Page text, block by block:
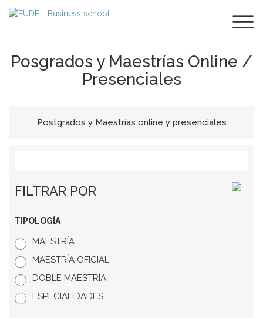
Posgrados y Maestrías Online /
Presenciales
Postgrados y Maestrías online y presenciales
FILTRAR POR
TIPOLOGÍA
MAESTRÍA
MAESTRÍA OFICIAL
DOBLE MAESTRÍA
ESPECIALIDADES